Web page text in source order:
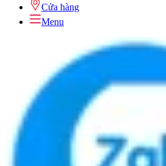
Cửa hàng
Menu